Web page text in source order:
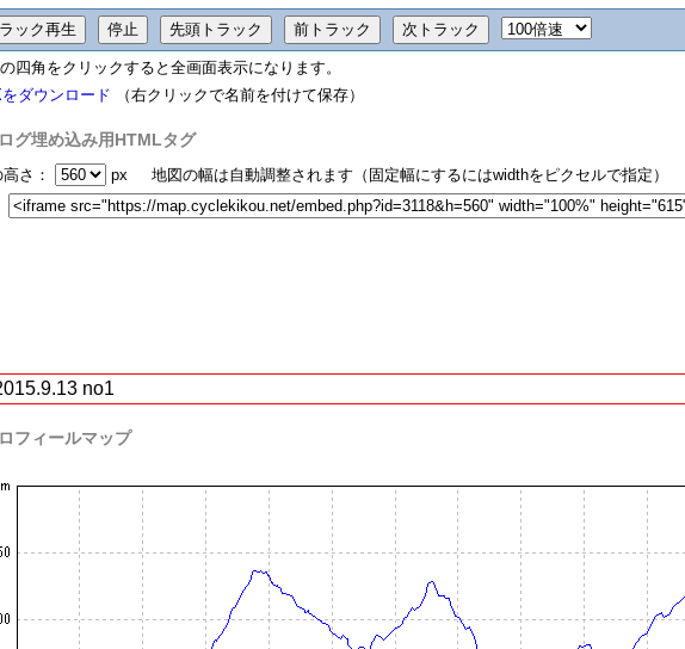
四角をクリックすると全画面表示になります。
ダウンロード （右クリックで名前を付けて保存）
グ埋め込み用HTMLタグ
さ：
px 地図の幅は自動調整されます（固定幅にするにはwidthをピクセルで指定）
no1
フィールマップ